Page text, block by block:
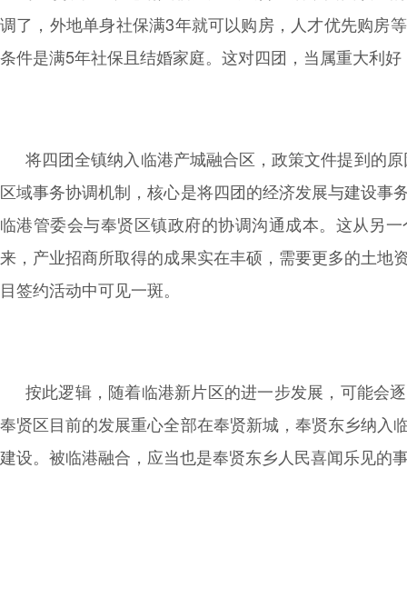
调了，外地单身社保满3年就可以购房，人才优先购房
条件是满5年社保且结婚家庭。 这对四团，当属重大利好
将四团全镇纳入临港产城融合区，政策文件提到的
区域事务协调机制，核心是将四团的经济发展与建设事
临港管委会与奉贤区镇政府的协调沟通成本。这从另
来，产业招商所取得的成果实在丰硕，需要更多的土地
目签约活动中可见一斑。
按此逻辑，随着临港新片区的进一步发展，可能会
奉贤区目前的发展重心全部在奉贤新城，奉贤东乡纳入
建设。被临港融合，应当也是奉贤东乡人民喜闻乐见的